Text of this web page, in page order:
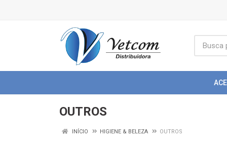
OUTROS
INÍCIO HIGIENE & BELEZA OUTROS